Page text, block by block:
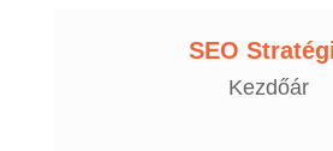
SEO
Kezdőár